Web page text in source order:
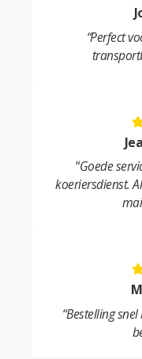
“Perfect
“Goede
koeriersdienst.
“Bestelling